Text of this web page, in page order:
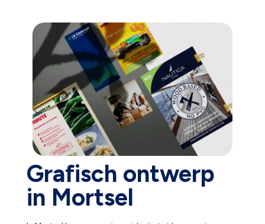
Grafisch ontwerp
in Mortsel